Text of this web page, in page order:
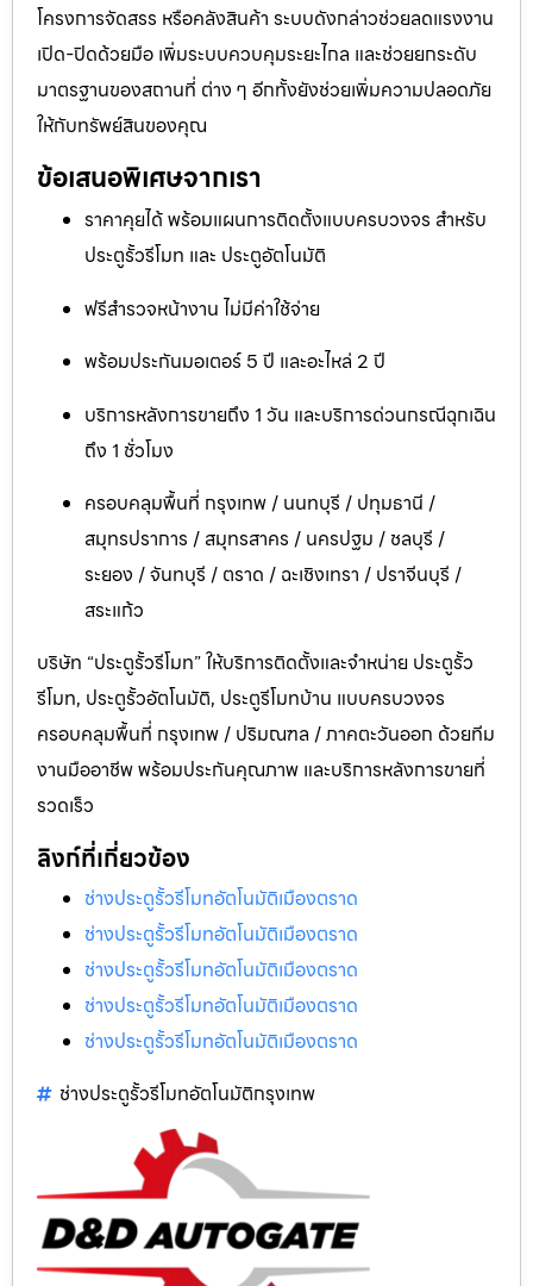
โครงการจัดสรร หรือคลังสินค้า ระบบดังกล่าวช่วยลดแรงงาน
เปิด-ปิดด้วยมือ เพิ่มระบบควบคุมระยะไกล และช่วยยกระดับ
มาตรฐานของสถานที่ ต่าง ๆ อีกทั้งยังช่วยเพิ่มความปลอดภัย
ให้กับทรัพย์สินของคุณ
ข้อเสนอพิเศษจากเรา
ราคาคุยได้ พร้อมแผนการติดตั้งแบบครบวงจร สำหรับ
ประตูรั้วรีโมท และ ประตูอัตโนมัติ
ฟรีสำรวจหน้างาน ไม่มีค่าใช้จ่าย
พร้อมประกันมอเตอร์ 5 ปี และอะไหล่ 2 ปี
บริการหลังการขายถึง 1 วัน และบริการด่วนกรณีฉุกเฉิน
ถึง 1 ชั่วโมง
ครอบคลุมพื้นที่ กรุงเทพ / นนทบุรี / ปทุมธานี /
สมุทรปราการ / สมุทรสาคร / นครปฐม / ชลบุรี /
ระยอง / จันทบุรี / ตราด / ฉะเชิงเทรา / ปราจีนบุรี /
สระแก้ว
บริษัท “ประตูรั้วรีโมท” ให้บริการติดตั้งและจำหน่าย ประตูรั้ว
รีโมท, ประตูรั้วอัตโนมัติ, ประตูรีโมทบ้าน แบบครบวงจร
ครอบคลุมพื้นที่ กรุงเทพ / ปริมณฑล / ภาคตะวันออก ด้วยทีม
งานมืออาชีพ พร้อมประกันคุณภาพ และบริการหลังการขายที่
รวดเร็ว
ลิงก์ที่เกี่ยวข้อง
ช่างประตูรั้วรีโมทอัตโนมัติเมืองตราด
ช่างประตูรั้วรีโมทอัตโนมัติเมืองตราด
ช่างประตูรั้วรีโมทอัตโนมัติเมืองตราด
ช่างประตูรั้วรีโมทอัตโนมัติเมืองตราด
ช่างประตูรั้วรีโมทอัตโนมัติเมืองตราด
ช่างประตูรั้วรีโมทอัตโนมัติกรุงเทพ